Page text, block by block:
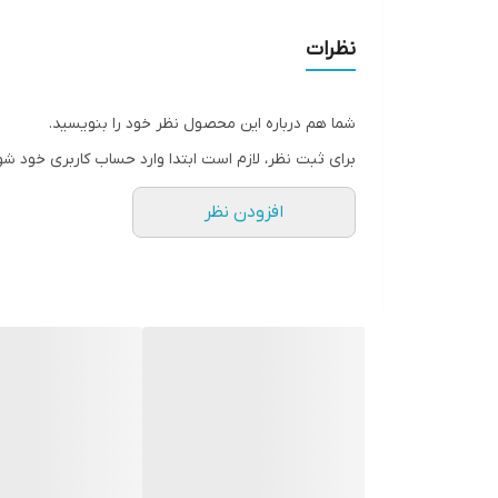
نظرات
شما هم درباره این محصول نظر خود را بنویسید.
برای ثبت نظر، لازم است ابتدا وارد حساب کاربری خود
افزودن نظر